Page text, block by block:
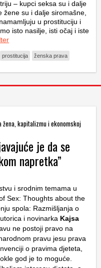
– kupci seksa su i dalje
su i dalje siromašne,
u prostituciju i
isto nasilje, isti očaj i iste
prostitucija ženska prava
kapitalizmu i ekonomskoj
je da se
napretka”
i srodnim temama u
Sex: Thoughts about the
spola: Razmišljanja o
i novinarka Kajsa
ne postoji pravo na
pravu jesu prava
o pravima djeteta,
god je to moguće.